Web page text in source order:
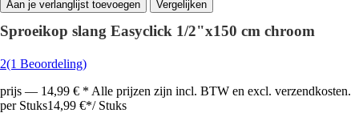
Vergelijken
Sproeikop slang Easyclick 1/2"x150 cm chroom
2(1 Beoordeling)
prijs — 14,99 € * Alle prijzen zijn incl. BTW en excl. verzendkosten.
per Stuks14,99 €*/ Stuks